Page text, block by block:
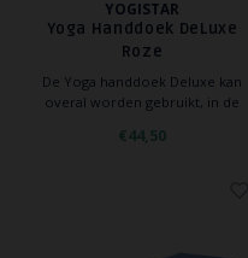
YOGISTAR
Yoga Handdoek DeLuxe
Roze
De Yoga handdoek Deluxe kan
overal worden gebruikt, in de
kan de handdoek gebruikt worden
€44,50